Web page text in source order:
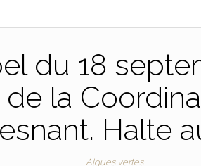
du 18
la
Halte
Algues vertes